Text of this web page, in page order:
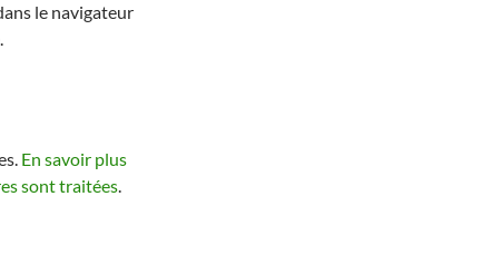
le navigateur
En savoir plus
sont traitées.